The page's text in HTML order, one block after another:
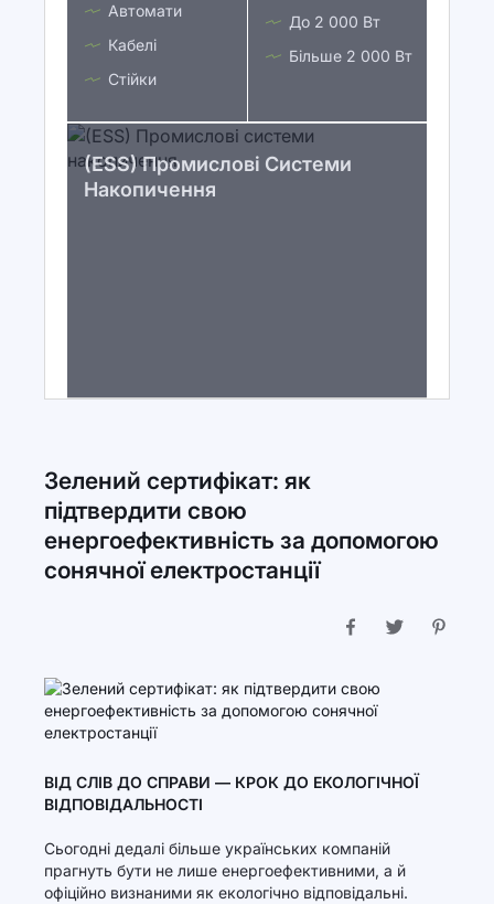
Автомати
Кабелі
Стійки
До 2 000 Вт
Більше 2 000 Вт
(ESS) Промислові Системи
Накопичення
Зелений сертифікат: як
підтвердити свою
енергоефективність за допомогою
сонячної електростанції
ВІД СЛІВ ДО СПРАВИ — КРОК ДО ЕКОЛОГІЧНОЇ
ВІДПОВІДАЛЬНОСТІ
Сьогодні дедалі більше українських компаній
прагнуть бути не лише енергоефективними, а й
офіційно визнаними як екологічно відповідальні.